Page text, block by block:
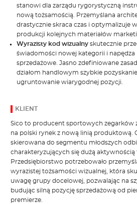
stanowi dla zarządu rygorystyczną
nową tożsamością. Przemyślana
drastycznie skraca czas i optymalizuje
produkcji kolejnych materiałów
Wyrazisty kod wizualny skutecznie
świadomości nowej kategorii i napędza
sprzedażowe. Jasno zdefiniowane
działom handlowym szybkie
ugruntowanie wiarygodnej pozycji.
KLIENT
Sico to producent sportowych zegarków
na polski rynek z nową linią produktową.
skierowana do segmentu młodszych
charakteryzujących się dużą aktywnością
Przedsiębiorstwo potrzebowało
wyrazistej tożsamości wizualnej, która
uwagę grupy docelowej, pozwalając na
budując silną pozycję sprzedażową od
premierze.